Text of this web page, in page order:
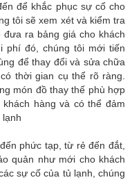
để khắc phục sự cố cho
tôi sẽ xem xét và kiểm tra
ra bảng giá cho khách
phí đó, chúng tôi mới tiến
để thay đổi và sửa chữa
thời gian cụ thể rõ ràng.
món đồ thay thế phù hợp
hàng và có thể đảm
lạnh
phức tạp, từ rẻ đến đắt,
quản như mới cho khách
sự cố của tủ lạnh, chúng